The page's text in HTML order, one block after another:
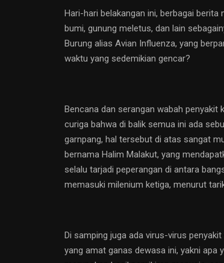
Hari-hari belakangan ini, berbagai
bumi, gunung meletus, dan lain
Burung alias Avian Influenza, yang
waktu yang sedemikian gencar?
Bencana dan serangan wabah penyakit
curiga bahwa di balik semua ini ada
garnpang, hal tersebut di atas sangat
bernama Halim Malakut, yang
selalu tarjadi peperangan di antara
memasuki milenium ketiga, menurut
Di samping juga ada virus-virus
yang amat ganas dewasa ini, yakni apa